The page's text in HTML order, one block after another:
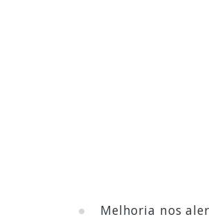
Melhoria nos